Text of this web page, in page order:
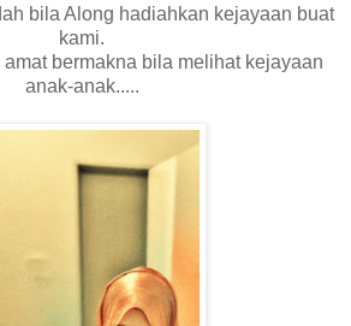
bila Along hadiahkan kejayaan buat
kami.
bermakna bila melihat kejayaan
anak-anak.....